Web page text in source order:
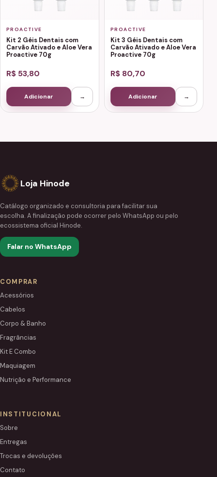
PROACTIVE
Kit 2 Géis Dentais com
Carvão Ativado e Aloe Vera
Proactive 70g
R$ 53,80
Adicionar →
PROACTIVE
Kit 3 Géis Dentais com
Carvão Ativado e Aloe Vera
Proactive 70g
R$ 80,70
Adicionar →
Loja Hinode
Catálogo organizado e consultoria para facilitar sua
escolha. A finalização pode ocorrer pelo WhatsApp ou pelo
ecossistema oficial Hinode.
Falar no WhatsApp
COMPRAR
Acessórios
Cabelos
Corpo & Banho
Fragrâncias
Kit E Combo
Maquiagem
Nutrição e Performance
INSTITUCIONAL
Sobre
Entregas
Trocas e devoluções
Contato